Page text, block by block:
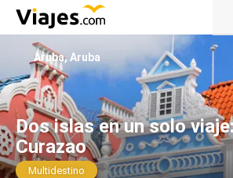
Dos islas en un solo
Curazao
Multidestino
Aruba, Aruba